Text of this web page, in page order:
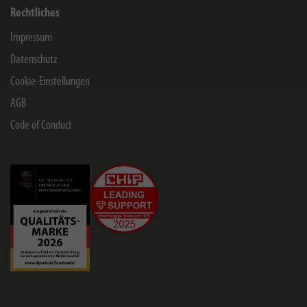
Rechtliches
Impressum
Datenschutz
Cookie-Einstellungen
AGB
Code of Conduct